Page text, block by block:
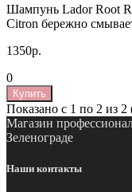
Шампунь Lador Root
Citron бережно
1350р.
0
Купить
Показано с 1 по 2 из 2
Магазин
Зеленограде
Наши контакты